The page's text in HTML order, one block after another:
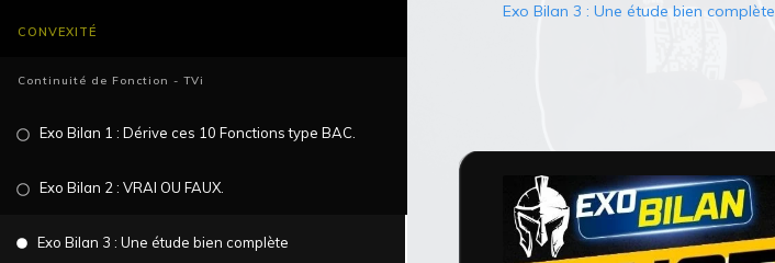
Exo Bilan 3 : Une étude bien complète
CONVEXITÉ
Continuité de Fonction - TVi
Exo Bilan 1 : Dérive ces 10 Fonctions type BAC
Exo Bilan 2 : VRAI OU FAUX
Exo Bilan 3 : Une étude bien complète